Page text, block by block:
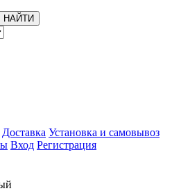
НАЙТИ
Доставка Установка и самовывоз
Вход Регистрация